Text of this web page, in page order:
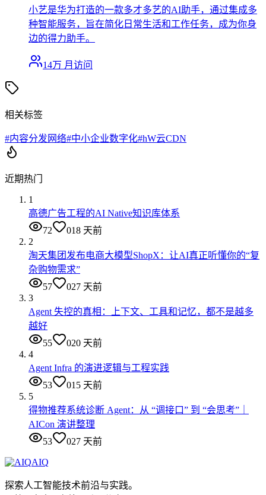
小艺是华为打造的一款多才多艺的AI助手，通过集成多
种智能服务，旨在简化日常生活和工作任务，成为你身
边的得力助手。
14万 月访问
相关标签
#内容分发网络#中小企业数字化#hW云CDN
近期热门
1
高德广告工程的AI Native知识库体系
72
018 天前
2
淘天集团发布电商大模型ShopX：让AI真正听懂你的“复
杂购物需求”
57
027 天前
3
Agent 失控的真相：上下文、工具和记忆，都不是越多
越好
55
020 天前
4
Agent Infra 的演进逻辑与工程实践
53
015 天前
5
得物推荐系统诊断 Agent：从 “调接口” 到 “会思考”｜
AICon 演讲整理
53
027 天前
AIQ
探索人工智能技术前沿与实践。